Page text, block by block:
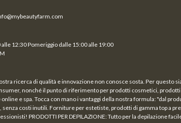
12:30 Pomeriggio dalle 15:00 alle 19:00
ricerca di qualità e innovazione non conosce sosta. Per questo
nonché il punto di riferimento per prodotti cosmetici,
e spa. Tocca con mano i vantaggi della nostra formula: "dal
costi inutili. Forniture per estetiste, prodotti di gamma top a
PRODOTTI PER DEPILAZIONE: Tutto per la depilazione